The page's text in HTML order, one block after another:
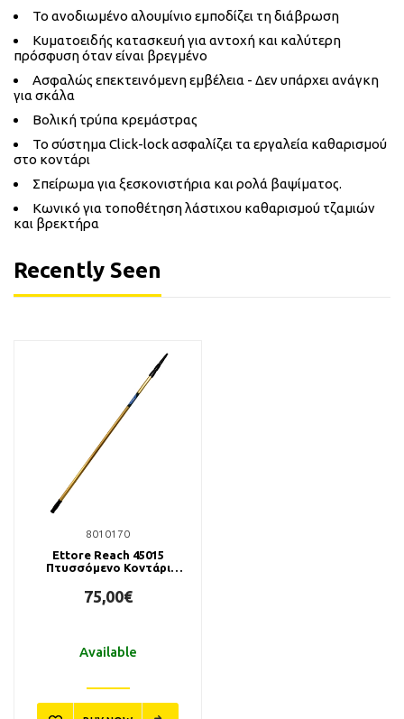
Το ανοδιωμένο αλουμίνιο εμποδίζει τη διάβρωση
Κυματοειδής κατασκευή για αντοχή και καλύτερη
πρόσφυση όταν είναι βρεγμένο
Ασφαλώς επεκτεινόμενη εμβέλεια - Δεν υπάρχει ανάγκη
για σκάλα
Βολική τρύπα κρεμάστρας
Το σύστημα Click-lock ασφαλίζει τα εργαλεία καθαρισμού
στο κοντάρι
Σπείρωμα για ξεσκονιστήρια και ρολά βαψίματος.
Κωνικό για τοποθέτηση λάστιχου καθαρισμού τζαμιών
και βρεκτήρα
Recently Seen
8010170
Ettore Reach 45015
Πτυσσόμενο Κοντάρι
75,00€
Available